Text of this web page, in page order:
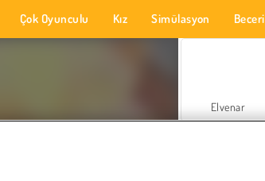
Çok Oyunculu Kız Simülasyon Beceri
Elvenar